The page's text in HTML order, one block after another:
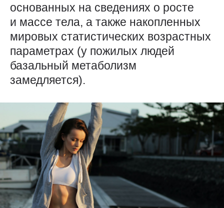
основанных на сведениях о росте
и массе тела, а также накопленных
мировых статистических возрастных
параметрах (у пожилых людей
базальный метаболизм
замедляется).